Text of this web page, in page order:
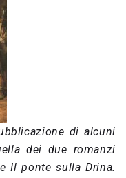
di alcuni
dei due romanzi
Il ponte sulla Drina.